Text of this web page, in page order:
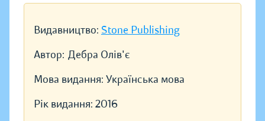
Видавництво: Stone Publishing
Автор: Дебра Олів'є
Мова видання: Українська мова
Рік видання: 2016